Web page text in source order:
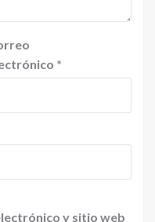
*
y sitio web